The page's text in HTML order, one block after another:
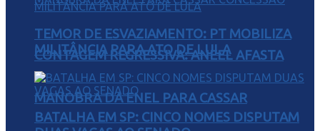
CONTAGEM REGRESSIVA: ANEEL AFASTA
MANOBRA DA ENEL PARA CASSAR
TEMOR DE ESVAZIAMENTO: PT MOBILIZA
MILITÂNCIA PARA ATO DE LULA
BATALHA EM SP: CINCO NOMES DISPUTAM